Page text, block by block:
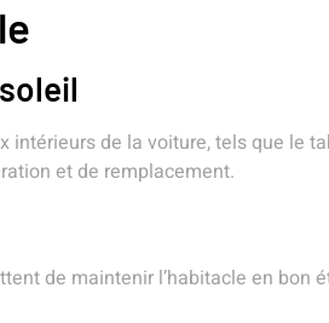
de la voiture, tels que le
et de remplacement.
de maintenir l’habitacle en